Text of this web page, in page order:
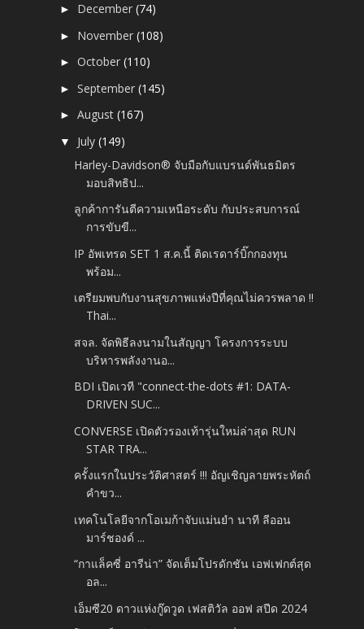
► December(74)
► November(108)
►October(110)
►September(145)
►August(167)
▼ July(149)
Harley-Davidson® จับมือกับแบรนด์พันธมิตร
มอบสิทธิป...
ลูกค้าการันตีความเหนือระดับ กับประสบการณ์
การขับขี...
IP อัพเทรด SET 1 ส.ค.นี้ ติดเรดาร์บิ๊กกองทุน
พร้อม...
เตรียมพบกับงานสุขภาพแห่งปีที่คุณไม่ควรพลาด !!
Thai...
สจล. จัดพิธีลงนามในสัญญา โครงการระบบ
บริหารพลังงานอ...
BDI เปิดเวที "connect-the-dots #1: DATA-
DRIVEN SUC...
CONVERSE เปิดตัวรองเท้ารุ่นใหม่ล่าสุด RUN
STAR TRA...
ครั้งแรกในประวัติศาสตร์ !!! อัญเชิญลายพระหัตถ์
คำขว...
เทคโนโลยีจากโอเมก้าจับแม่นยำ นาที ลีออน
มาร์ชองด์ ...
“กาแล็คซี่ อารีน่า” จัดเต็มโปรดักชัน เอฟเฟกต์สุด
อล...
เอ็มซี20 ดาวแห่งกู๊ดวูด เฟสติวัล ออฟ สปีด 2024